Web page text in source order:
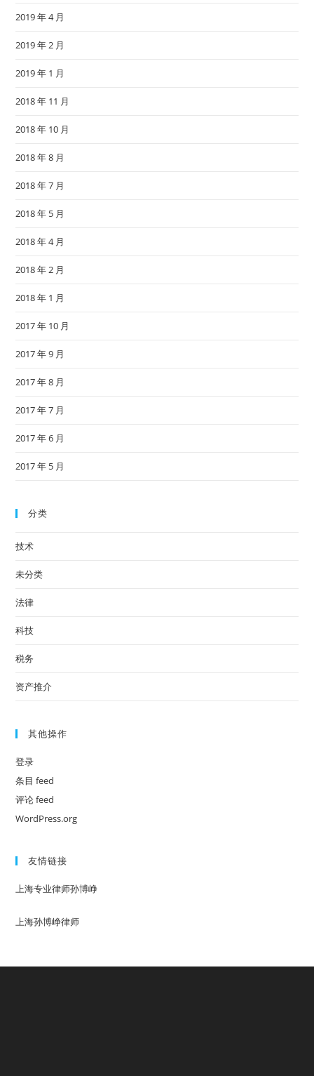
2019 年 4 月
2019 年 2 月
2019 年 1 月
2018 年 11 月
2018 年 10 月
2018 年 8 月
2018 年 7 月
2018 年 5 月
2018 年 4 月
2018 年 2 月
2018 年 1 月
2017 年 10 月
2017 年 9 月
2017 年 8 月
2017 年 7 月
2017 年 6 月
2017 年 5 月
分类
技术
未分类
法律
科技
税务
资产推介
其他操作
登录
条目 feed
评论 feed
WordPress.org
友情链接
上海专业律师孙博峥
上海孙博峥律师